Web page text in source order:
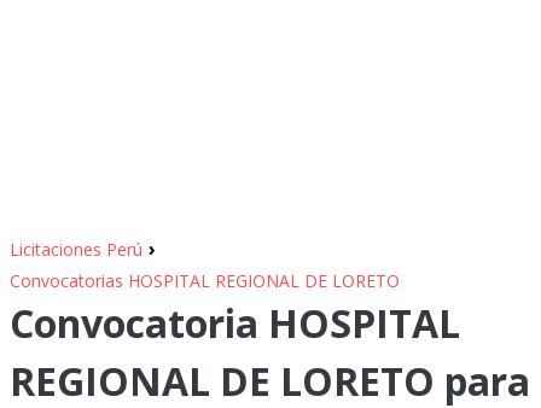
Licitaciones Perú ›
Convocatorias HOSPITAL REGIONAL DE LORETO
Convocatoria HOSPITAL
REGIONAL DE LORETO para